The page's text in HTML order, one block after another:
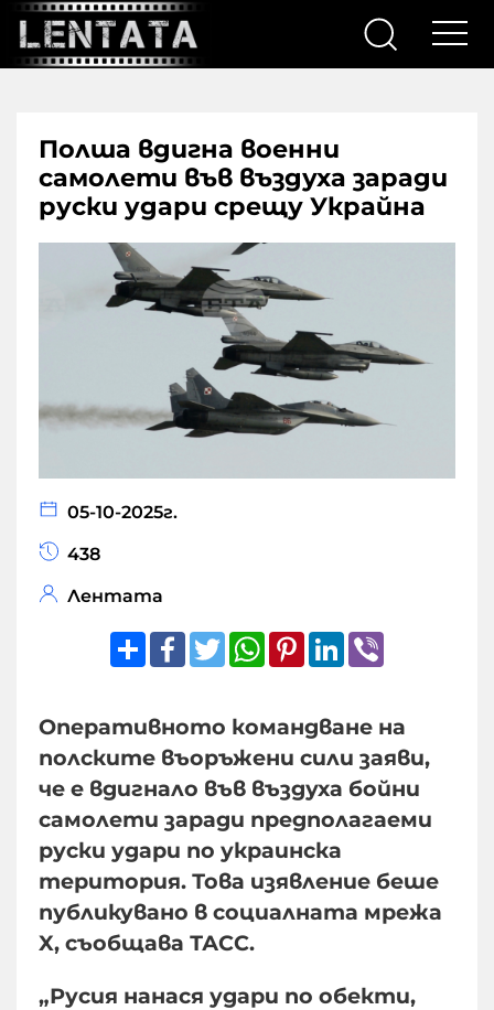
Полша вдигна военни
самолети във въздуха заради
руски удари срещу Украйна
05-10-2025г.
438
Лентата
ShareFacebook
TwitterWhatsApp
Pinterest
LinkedIn
Оперативното командване на
полските въоръжени сили заяви,
че е вдигнало във въздуха бойни
самолети заради предполагаеми
руски удари по украинска
територия. Това изявление беше
публикувано в социалната мрежа
X, съобщава ТАСС.
„Русия нанася удари по обекти,